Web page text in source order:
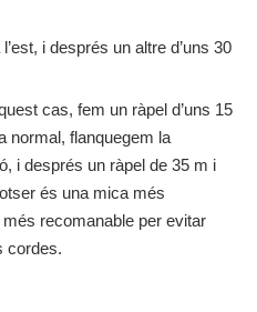
i després un altre d’uns 30
cas, fem un ràpel d’uns 15
normal, flanquegem la
i després un ràpel de 35 m i
és una mica més
més recomanable per evitar
cordes.